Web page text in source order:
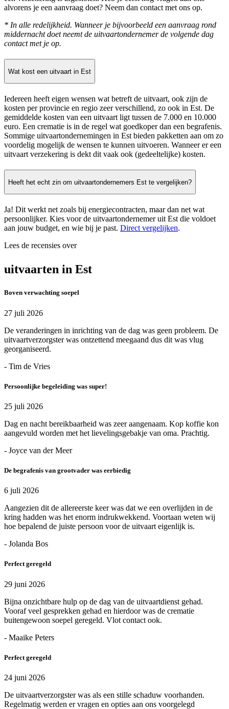
alvorens je een aanvraag doet? Neem dan contact met ons op.
* In alle redelijkheid. Wanneer je bijvoorbeeld een aanvraag rond
middernacht doet neemt de uitvaartondernemer de volgende dag
contact met je op.
Wat kost een uitvaart in Est
Iedereen heeft eigen wensen wat betreft de uitvaart, ook zijn de
kosten per provincie en regio zeer verschillend, zo ook in Est. De
gemiddelde kosten van een uitvaart ligt tussen de 7.000 en 10.000
euro. Een crematie is in de regel wat goedkoper dan een begrafenis.
Sommige uitvaartondernemingen in Est bieden pakketten aan om zo
voordelig mogelijk de wensen te kunnen uitvoeren. Wanneer er een
uitvaart verzekering is dekt dit vaak ook (gedeeltelijke) kosten.
Heeft het echt zin om uitvaartondernemers Est te vergelijken?
Ja! Dit werkt net zoals bij energiecontracten, maar dan net wat
persoonlijker. Kies voor de uitvaartondernemer uit Est die voldoet
aan jouw budget, en wie bij je past. Direct vergelijken.
Lees de recensies over
uitvaarten in Est
Boven verwachting soepel
27 juli 2026
De veranderingen in inrichting van de dag was geen probleem. De
uitvaartverzorgster was ontzettend meegaand dus dit was vlug
georganiseerd.
- Tim de Vries
Persoonlijke begeleiding was super!
25 juli 2026
Dag en nacht bereikbaarheid was zeer aangenaam. Kop koffie kon
aangevuld worden met het lievelingsgebakje van oma. Prachtig.
- Joyce van der Meer
De begrafenis van grootvader was eerbiedig
6 juli 2026
Aangezien dit de allereerste keer was dat we een overlijden in de
kring hadden was het enorm indrukwekkend. Voortaan weten wij
hoe bepalend de juiste persoon voor de uitvaart eigenlijk is.
- Jolanda Bos
Perfect geregeld
29 juni 2026
Bijna onzichtbare hulp op de dag van de uitvaartdienst gehad.
Vooraf veel gesprekken gehad en hierdoor was de crematie
buitengewoon soepel geregeld. Vlot contact ook.
- Maaike Peters
Perfect geregeld
24 juni 2026
De uitvaartverzorgster was als een stille schaduw voorhanden.
Regelmatig werden er vragen en opties aan ons voorgelegd